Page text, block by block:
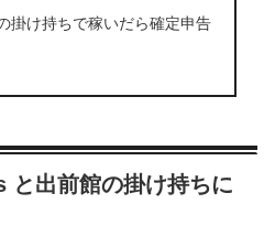
掛け持ちで稼いだら確定申告
と出前館の掛け持ちに